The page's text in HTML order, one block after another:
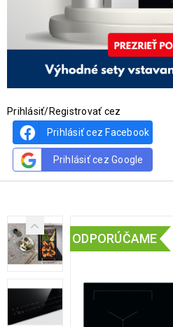
Prihlásiť/Registrovať cez
Prihlásiť cez Facebook
Prihlásiť cez Google
ODPORÚČAME